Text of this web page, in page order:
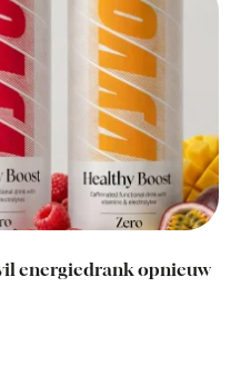
energiedrank opnieuw